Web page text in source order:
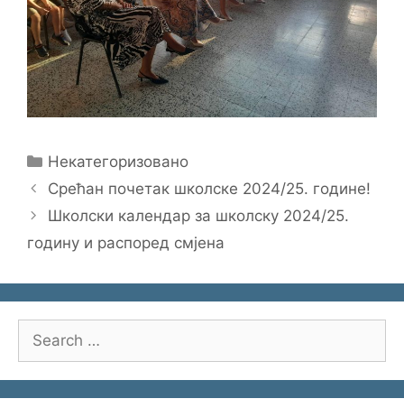
Categories
Некатегоризовано
Срећан почетак школске 2024/25. године!
Школски календар за школску 2024/25.
годину и распоред смјена
Search
for: